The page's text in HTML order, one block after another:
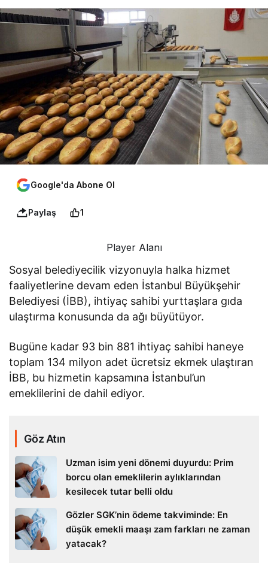
Google'da Abone Ol
Paylaş 1
Player Alanı
Sosyal belediyecilik vizyonuyla halka hizmet
faaliyetlerine devam eden İstanbul Büyükşehir
Belediyesi (İBB), ihtiyaç sahibi yurttaşlara gıda
ulaştırma konusunda da ağı büyütüyor.
Bugüne kadar 93 bin 881 ihtiyaç sahibi haneye
toplam 134 milyon adet ücretsiz ekmek ulaştıran
İBB, bu hizmetin kapsamına İstanbul’un
emeklilerini de dahil ediyor.
Göz Atın
Uzman isim yeni dönemi duyurdu: Prim
borcu olan emeklilerin aylıklarından
kesilecek tutar belli oldu
Gözler SGK’nin ödeme takviminde: En
düşük emekli maaşı zam farkları ne zaman
yatacak?